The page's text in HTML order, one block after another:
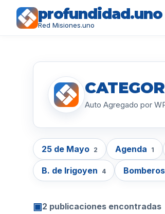
profundidad.uno
Red Misiones.uno
Auto Agregado por
25 de Mayo 2 Agenda 1
B. de Irigoyen 4 Bomberos
▣2 publicaciones encontradas